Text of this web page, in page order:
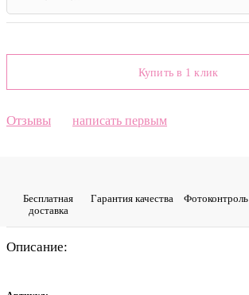
Купить в 1 клик
Отзывы написать первым
Бесплатная
доставка
Гарантия качества Фото­контроль
Описание: